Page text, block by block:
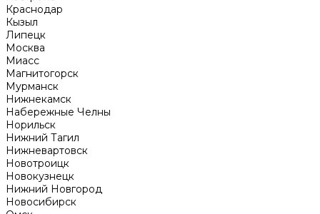
Краснодар
Кызыл
Липецк
Москва
Миасс
Магнитогорск
Мурманск
Нижнекамск
Набережные Челны
Норильск
Нижний Тагил
Нижневартовск
Новотроицк
Новокузнецк
Нижний Новгород
Новосибирск